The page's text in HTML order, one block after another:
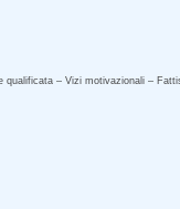
– Vizi motivazionali –